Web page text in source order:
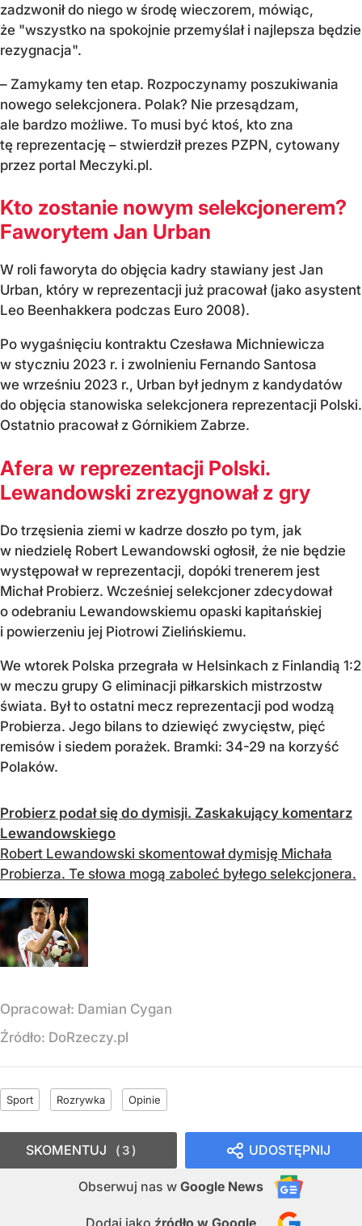
zadzwonił do niego w środę wieczorem, mówiąc,
że "wszystko na spokojnie przemyślał i najlepsza będzie
rezygnacja".
– Zamykamy ten etap. Rozpoczynamy poszukiwania
nowego selekcjonera. Polak? Nie przesądzam,
ale bardzo możliwe. To musi być ktoś, kto zna
tę reprezentację – stwierdził prezes PZPN, cytowany
przez portal Meczyki.pl.
Kto zostanie nowym selekcjonerem?
Faworytem Jan Urban
W roli faworyta do objęcia kadry stawiany jest Jan
Urban, który w reprezentacji już pracował (jako asystent
Leo Beenhakkera podczas Euro 2008).
Po wygaśnięciu kontraktu Czesława Michniewicza
w styczniu 2023 r. i zwolnieniu Fernando Santosa
we wrześniu 2023 r., Urban był jednym z kandydatów
do objęcia stanowiska selekcjonera reprezentacji Polski.
Ostatnio pracował z Górnikiem Zabrze.
Afera w reprezentacji Polski.
Lewandowski zrezygnował z gry
Do trzęsienia ziemi w kadrze doszło po tym, jak
w niedzielę Robert Lewandowski ogłosił, że nie będzie
występował w reprezentacji, dopóki trenerem jest
Michał Probierz. Wcześniej selekcjoner zdecydował
o odebraniu Lewandowskiemu opaski kapitańskiej
i powierzeniu jej Piotrowi Zielińskiemu.
We wtorek Polska przegrała w Helsinkach z Finlandią 1:2
w meczu grupy G eliminacji piłkarskich mistrzostw
świata. Był to ostatni mecz reprezentacji pod wodzą
Probierza. Jego bilans to dziewięć zwycięstw, pięć
remisów i siedem porażek. Bramki: 34-29 na korzyść
Polaków.
Probierz podał się do dymisji. Zaskakujący komentarz
Lewandowskiego
Robert Lewandowski skomentował dymisję Michała
Probierza. Te słowa mogą zaboleć byłego selekcjonera.
Opracował: Damian Cygan
Źródło: DoRzeczy.pl
Sport Rozrywka Opinie
UDOSTĘPNIJ
Obserwuj nas w Google News
Dodaj jako źródło w Google
SKOMENTUJ 3